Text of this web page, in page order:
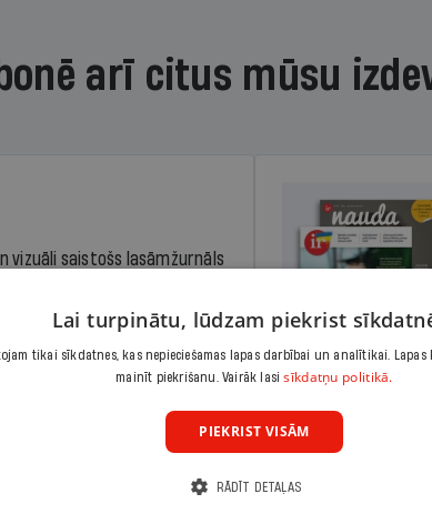
arī citus mūsu
vizuāli saistošs lasāmžurnāls
Abonēt
Lai turpinātu, lūdzam piekrist
tikai sīkdatnes, kas nepieciešamas lapas darbībai un analītikai.
mainīt piekrišanu. Vairāk lasisīkdatņu politikā.
PIEKRIST VISĀM
RĀDĪT DETAĻAS